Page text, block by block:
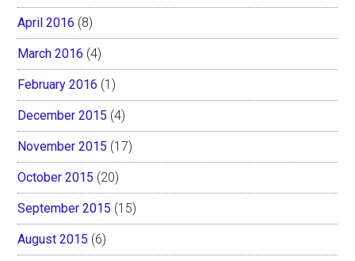
April 2016 (8)
March 2016 (4)
February 2016 (1)
December 2015 (4)
November 2015 (17)
October 2015 (20)
September 2015 (15)
August 2015 (6)